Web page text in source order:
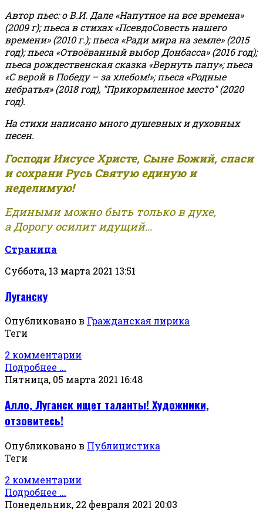
Автор пьес: о В.И. Дале «Напутное на все времена»
(2009 г); пьеса в стихах «ПсевдоСовесть нашего
времени» (2010 г.); пьеса «Ради мира на земле» (2015
год); пьеса «Отвоёванный выбор Донбасса» (2016 год);
пьеса рождественская сказка «Вернуть папу»; пьеса
«С верой в Победу – за хлебом!»;пьеса «Родные
небратья» (2018 год), "Прикормленное место" (2020
год).
На стихи написано много душевных и духовных
песен.
Господи Иисусе Христе, Сыне Божий, спаси
и сохрани Русь Святую единую и
неделимую!
Едиными можно быть только в духе,
а Дорогу осилит идущий...
Страница
Суббота, 13 марта 2021 13:51
Луганску
Опубликовано в Гражданская лирика
Теги
2 комментарии
Подробнее ...
Пятница, 05 марта 2021 16:48
Алло, Луганск ищет таланты! Художники,
отзовитесь!
Опубликовано в Публицистика
Теги
2 комментарии
Подробнее ...
Понедельник, 22 февраля 2021 20:03